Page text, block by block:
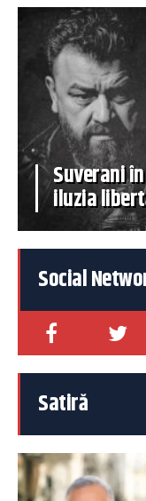
Suverani
iluzia
Social
Satiră